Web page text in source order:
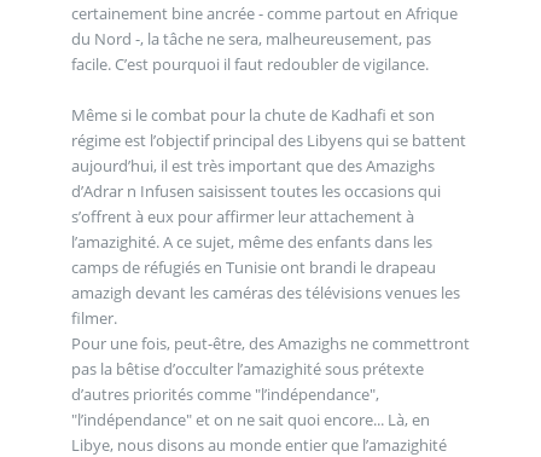
certainement bine ancrée - comme partout en Afrique
du Nord -, la tâche ne sera, malheureusement, pas
facile. C’est pourquoi il faut redoubler de vigilance.
Même si le combat pour la chute de Kadhafi et son
régime est l’objectif principal des Libyens qui se battent
aujourd’hui, il est très important que des Amazighs
d’Adrar n Infusen saisissent toutes les occasions qui
s’offrent à eux pour affirmer leur attachement à
l’amazighité. A ce sujet, même des enfants dans les
camps de réfugiés en Tunisie ont brandi le drapeau
amazigh devant les caméras des télévisions venues les
filmer.
Pour une fois, peut-être, des Amazighs ne commettront
pas la bêtise d’occulter l’amazighité sous prétexte
d’autres priorités comme "l’indépendance",
"l’indépendance" et on ne sait quoi encore... Là, en
Libye, nous disons au monde entier que l’amazighité